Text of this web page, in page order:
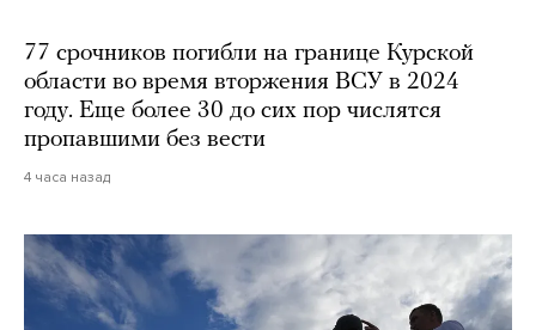
77 срочников погибли на границе Курской
области во время вторжения ВСУ в 2024
году. Еще более 30 до сих пор числятся
пропавшими без вести
4 часа назад